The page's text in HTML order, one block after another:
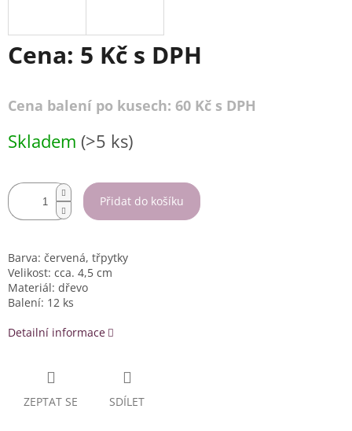
Cena: 5 Kč s DPH
Cena balení po kusech: 60 Kč s DPH
cena:
Skladem (>5 ks)
Přidat do košíku
Barva: červená, třpytky
Velikost: cca. 4,5 cm
Materiál: dřevo
Balení: 12 ks
Detailní informace
ZEPTAT SE SDÍLET